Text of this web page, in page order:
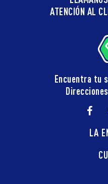
ATENCIÓN AL
Encuentra tu
LA